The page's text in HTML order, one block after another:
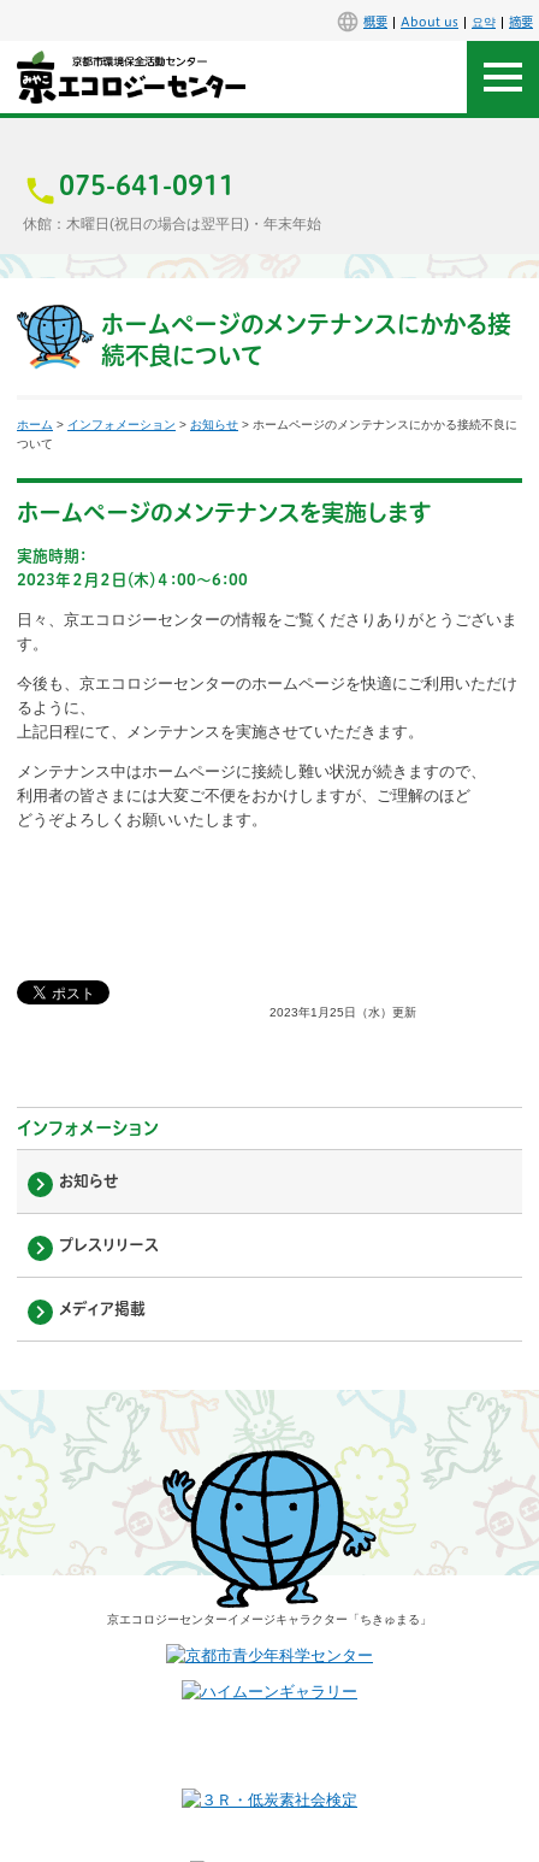
概要 About us 요약 摘要
075-641-0911
休館：木曜日(祝日の場合は翌平日)・年末年始
アクセス
施設案内
イベント
ボランティア
一般の方
団体で見学希望の方
ホームページのメンテナンスにかかる接
続不良について
ホーム > インフォメーション > お知らせ > ホームページのメンテナンスにかかる接続不良に
ついて
ホームページのメンテナンスを実施します
実施時期：
2023年２月２日（木）４：00～6：00
日々、京エコロジーセンターの情報をご覧くださりありがとうございま
す。
今後も、京エコロジーセンターのホームページを快適にご利用いただけ
るように、
上記日程にて、メンテナンスを実施させていただきます。
メンテナンス中はホームページに接続し難い状況が続きますので、
利用者の皆さまには大変ご不便をおかけしますが、ご理解のほど
どうぞよろしくお願いいたします。
2023年1月25日（水）更新
インフォメーション
お知らせ
プレスリリース
メディア掲載
京エコロジーセンターイメージキャラクター 「ちきゅまる」